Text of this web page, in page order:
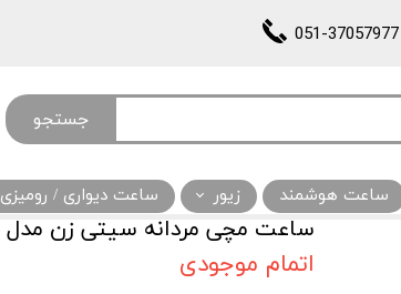
جستجو
051-37057977
ساعت هوشمند زیور ساعت دیواری / رومیزی
ساعت مچی مردانه سیتی زن مدل BI1050-81B
اتمام موجودی